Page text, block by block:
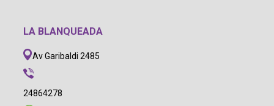
LA BLANQUEADA
Av Garibaldi 2485
24864278